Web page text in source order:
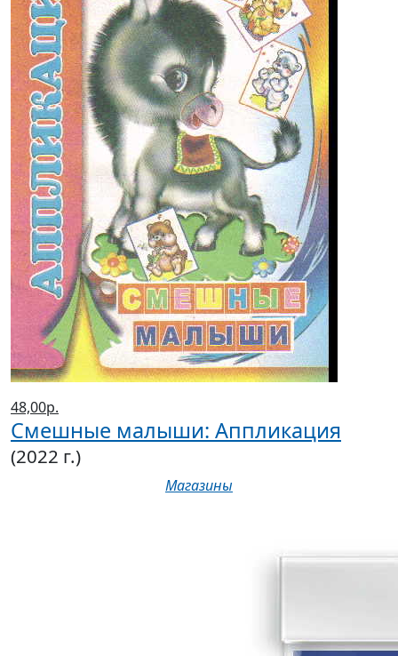
48,00р.
Смешные малыши: Аппликация
(2022 г.)
Магазины